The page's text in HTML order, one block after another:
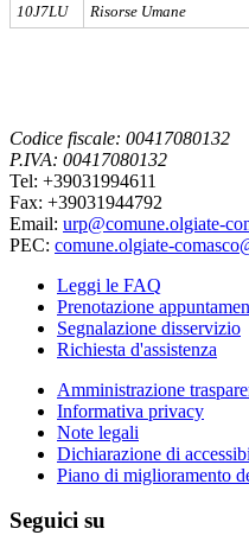
10J7LU
Risorse Umane
Codice fiscale: 00417080132
P.IVA: 00417080132
Tel: +39031994611
Fax: +39031944792
Email: urp@comune.olgiate-
PEC: comune.olgiate-
Leggi le FAQ
Prenotazione
Segnalazione disservizio
Richiesta d'assistenza
Amministrazione
Informativa privacy
Note legali
Dichiarazione di
Piano di miglioramento
Seguici su